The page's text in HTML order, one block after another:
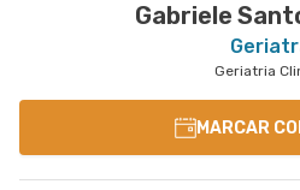
Gabriele
Geriatria
MARCAR